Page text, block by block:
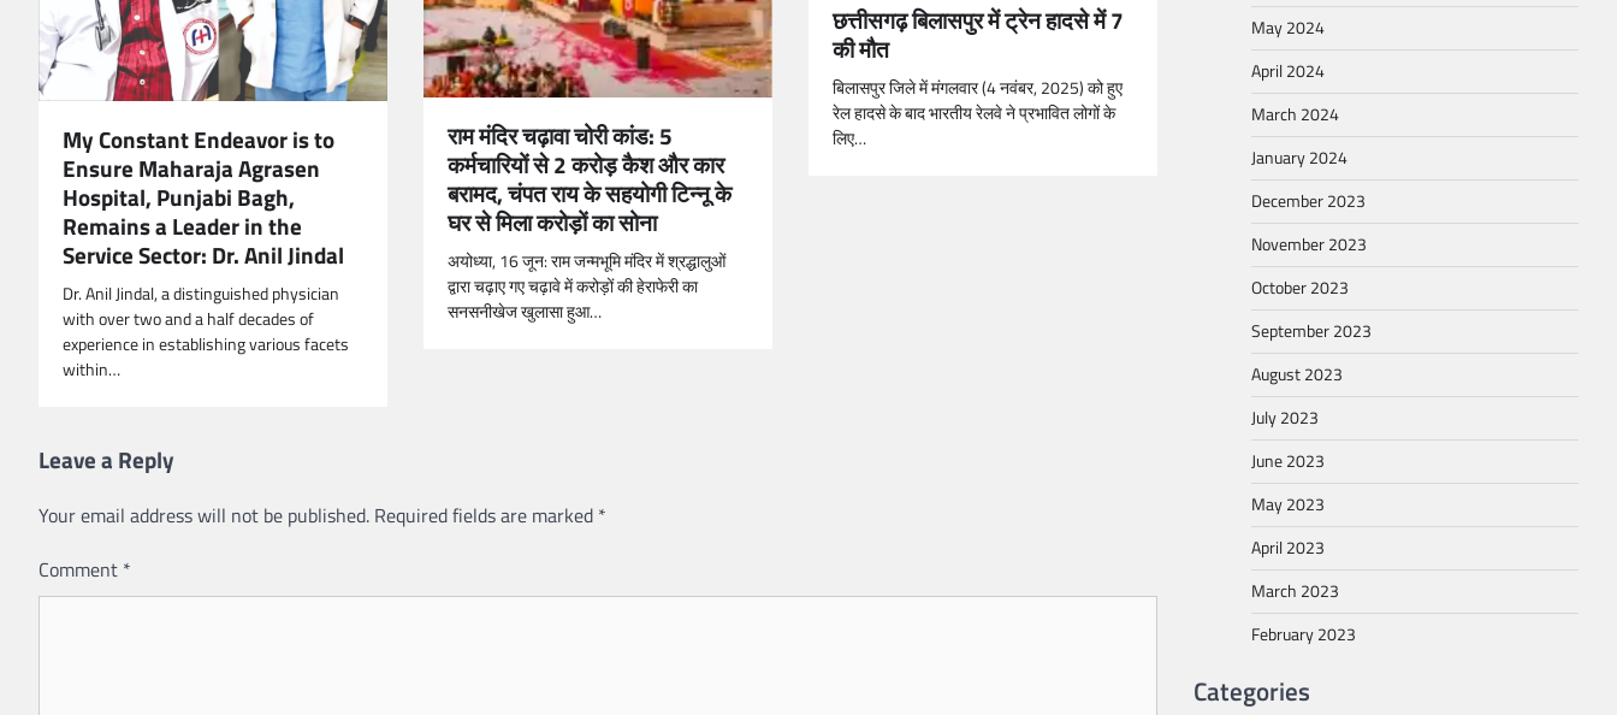
My Constant Endeavor is to
Ensure Maharaja Agrasen
Hospital, Punjabi Bagh,
Remains a Leader in the
Service Sector: Dr. Anil Jindal
Dr. Anil Jindal, a distinguished physician
with over two and a half decades of
experience in establishing various facets
within…
राम मंदिर चढ़ावा चोरी कांड: 5
कर्मचारियों से 2 करोड़ कैश और कार
बरामद, चंपत राय के सहयोगी टिन्नू के
घर से मिला करोड़ों का सोना
अयोध्या, 16 जून: राम जन्मभूमि मंदिर में श्रद्धालुओं
द्वारा चढ़ाए गए चढ़ावे में करोड़ों की हेराफेरी का
सनसनीखेज खुलासा हुआ…
छत्तीसगढ़ बिलासपुर में ट्रेन हादसे में 7
की मौत
बिलासपुर जिले में मंगलवार (4 नवंबर, 2025) को हुए
रेल हादसे के बाद भारतीय रेलवे ने प्रभावित लोगों के
लिए…
Leave a Reply
Your email address will not be published. Required fields are marked *
Comment *
May 2024
April 2024
March 2024
January 2024
December 2023
November 2023
October 2023
September 2023
August 2023
July 2023
June 2023
May 2023
April 2023
March 2023
February 2023
Categories